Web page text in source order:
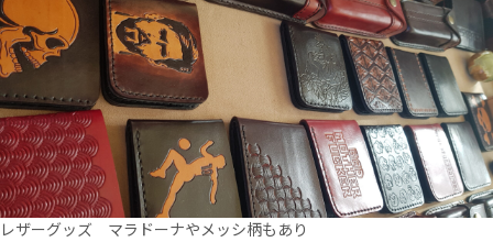
レザーグッズ マラドーナやメッシ柄もあり